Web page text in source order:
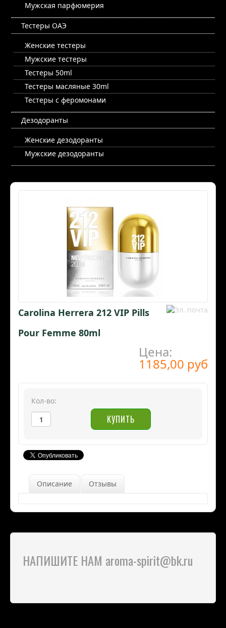
Мужская парфюмерия
Тестеры ОАЭ
Женские тестеры
Мужские тестеры
Тестеры 50ml
Тестеры масляные 30ml
Тестеры с феромонами
Дезодоранты
Женские дезодоранты
Мужские дезодоранты
Carolina Herrera 212 VIP Pills
Pour Femme 80ml
Цена:
1185,00 руб
Кол-во:
Описание Отзывы
НАПИШИТЕ НАМ aroma-spirit@bk.ru